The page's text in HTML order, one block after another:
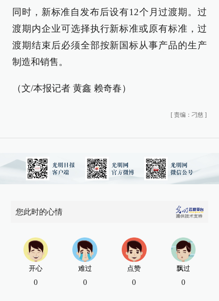
同时，新标准自发布后设有12个月过渡期。过
渡期内企业可选择执行新标准或原有标准，过
渡期结束后必须全部按新国标从事产品的生产
制造和销售。
（文/本报记者 黄鑫 赖奇春）
[ 责编：刁慈 ]
您此时的心情
开心
0
难过
0
点赞
0
飘过
0